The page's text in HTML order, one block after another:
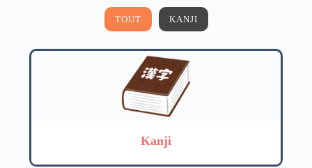
TOUT KANJI
Kanji